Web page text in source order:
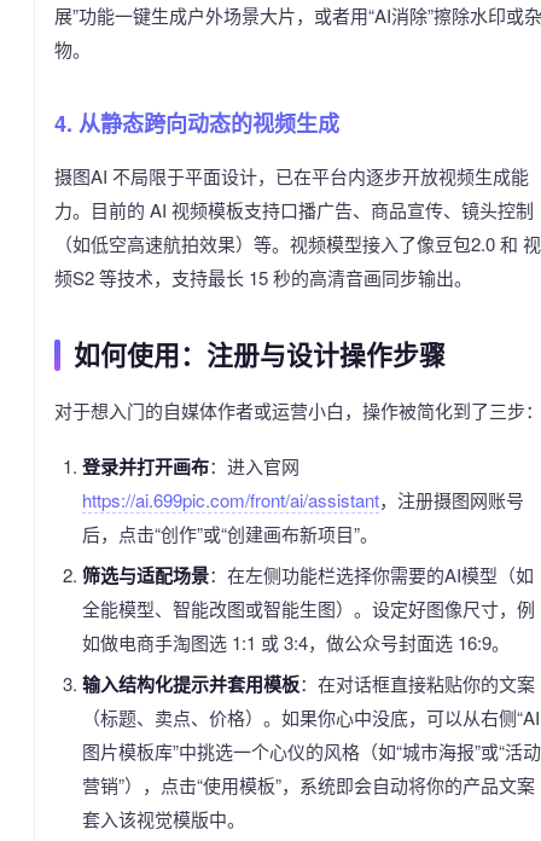
展”功能一键生成户外场景大片，或者用“AI消除”擦除水印或杂
物。
4. 从静态跨向动态的视频生成
摄图AI 不局限于平面设计，已在平台内逐步开放视频生成能
力。目前的 AI 视频模板支持口播广告、商品宣传、镜头控制
（如低空高速航拍效果）等。视频模型接入了像豆包2.0 和 视
频S2 等技术，支持最长 15 秒的高清音画同步输出。
如何使用：注册与设计操作步骤
对于想入门的自媒体作者或运营小白，操作被简化到了三步
登录并打开画布：进入官网
https://ai.699pic.com/front/ai/assistant，注册摄图网账号
后，点击“创作”或“创建画布新项目”。
筛选与适配场景：在左侧功能栏选择你需要的AI模型（如
全能模型、智能改图或智能生图）。设定好图像尺寸，例
如做电商手淘图选 1:1 或 3:4，做公众号封面选 16:9。
输入结构化提示并套用模板：在对话框直接粘贴你的文案
（标题、卖点、价格）。如果你心中没底，可以从右侧“AI
图片模板库”中挑选一个心仪的风格（如“城市海报”或“活动
营销”），点击“使用模板”，系统即会自动将你的产品文案
套入该视觉模版中。